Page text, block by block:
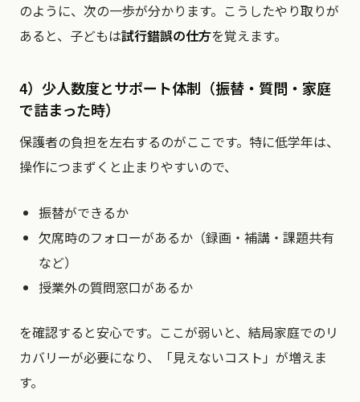
のように、次の一歩が分かります。こうしたやり取りが
あると、子どもは試行錯誤の仕方を覚えます。
4）少人数度とサポート体制（振替・質問・家庭
で詰まった時）
保護者の負担を左右するのがここです。特に低学年は、
操作につまずくと止まりやすいので、
振替ができるか
欠席時のフォローがあるか（録画・補講・課題共有
など）
授業外の質問窓口があるか
を確認すると安心です。ここが弱いと、結局家庭でのリ
カバリーが必要になり、「見えないコスト」が増えま
す。